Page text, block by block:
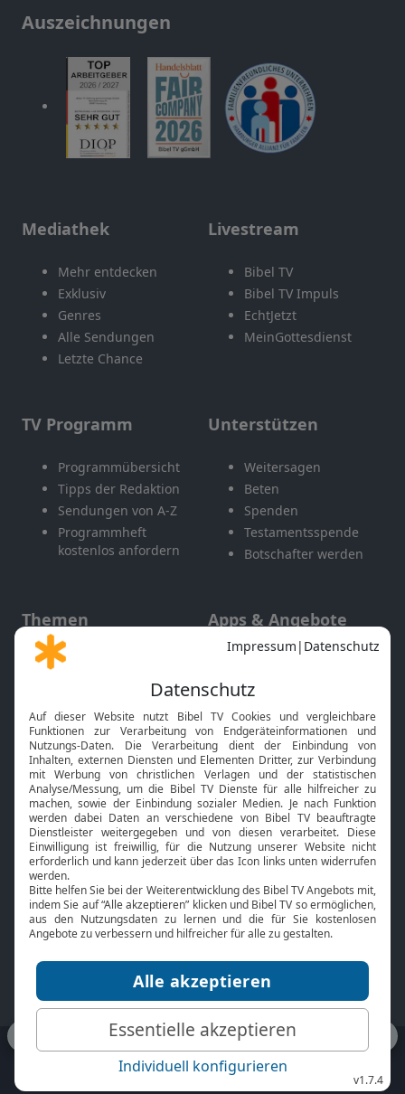
Auszeichnungen
Mediathek
Mehr entdecken
Exklusiv
Genres
Alle Sendungen
Letzte Chance
Livestream
Bibel TV
Bibel TV Impuls
EchtJetzt
MeinGottesdienst
TV Programm
Programmübersicht
Tipps der Redaktion
Sendungen von A-Z
Programmheft
kostenlos anfordern
Unterstützen
Weitersagen
Beten
Spenden
Testamentsspende
Botschafter werden
Themen
Gott und Bibel erklärt
Neuigkeiten
Apps & Angebote
Mobile App
Smart TV
HbbTV
Bibelthek Online-Bibel
Nächster Gottesdienst
Bibel TV
Über uns
Jobs
Mediadaten
Service
Kontakt
TV-Empfang
bibeltv.de: Impressum
Datenschutz
Nutzungsbedingungen
Fakten Bibel TV App